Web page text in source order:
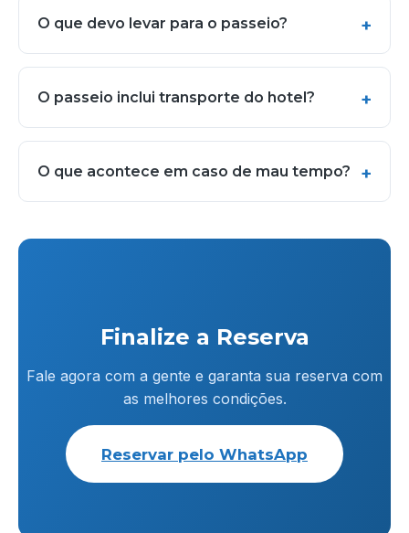
O que devo levar para o passeio?
O passeio inclui transporte do hotel?
O que acontece em caso de mau tempo?
Finalize a Reserva
Fale agora com a gente e garanta sua reserva com
as melhores condições.
Reservar pelo WhatsApp